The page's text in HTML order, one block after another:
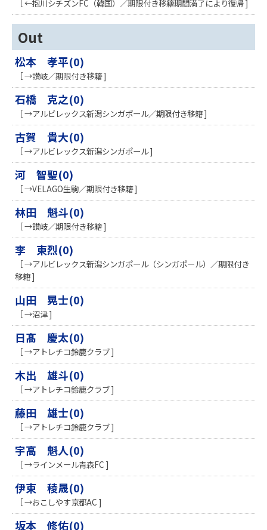
［ ←抱川シチズンFC（韓国）／期限付き移籍期間満了により復帰 ]
Out
松本 孝平(0)
［ →讃岐／期限付き移籍 ]
石橋 克之(0)
［ →アルビレックス新潟シンガポール／期限付き移籍 ]
古賀 貴大(0)
［ →アルビレックス新潟シンガポール ]
河 智聖(0)
［ →VELAGO生駒／期限付き移籍 ]
林田 魁斗(0)
［ →讃岐／期限付き移籍 ]
李 東烈(0)
［ →アルビレックス新潟シンガポール（シンガポール）／期限付き
移籍 ]
山田 晃士(0)
［ →沼津 ]
日髙 慶太(0)
［ →アトレチコ鈴鹿クラブ ]
木出 雄斗(0)
［ →アトレチコ鈴鹿クラブ ]
藤田 雄士(0)
［ →アトレチコ鈴鹿クラブ ]
宇高 魁人(0)
［ →ラインメール青森FC ]
伊東 稜晟(0)
［ →おこしやす京都AC ]
坂本 修佑(0)